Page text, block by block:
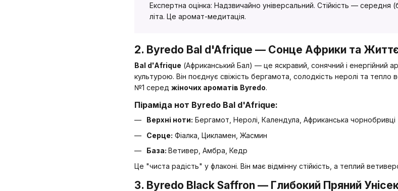
Експертна оцінка: Надзвичайно універсальний. Стійкість —
літа. Це аромат-медитація.
2. Byredo Bal d'Afrique — Сонце Африки та
Bal d'Afrique (Африканський Бал) — це яскравий, сонячний і
культурою. Він поєднує свіжість бергамота, солодкість неролі та
№1 серед жіночих ароматів Byredo.
Піраміда нот Byredo Bal d'Afrique:
Верхні ноти: Бергамот, Неролі, Календула, Африканська чорнобривці
Серце: Фіалка, Цикламен, Жасмин
База: Ветивер, Амбра, Кедр
Це "чиста радість" у флаконі. Він має відмінну стійкість, а теплий
3. Byredo Black Saffron — Глибокий Пряний